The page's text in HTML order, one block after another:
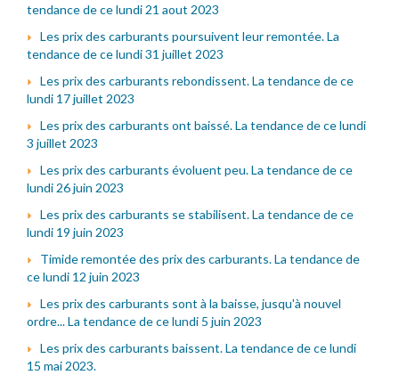
tendance de ce lundi 21 aout 2023
Les prix des carburants poursuivent leur remontée. La
tendance de ce lundi 31 juillet 2023
Les prix des carburants rebondissent. La tendance de ce
lundi 17 juillet 2023
Les prix des carburants ont baissé. La tendance de ce lundi
3 juillet 2023
Les prix des carburants évoluent peu. La tendance de ce
lundi 26 juin 2023
Les prix des carburants se stabilisent. La tendance de ce
lundi 19 juin 2023
Timide remontée des prix des carburants. La tendance de
ce lundi 12 juin 2023
Les prix des carburants sont à la baisse, jusqu'à nouvel
ordre... La tendance de ce lundi 5 juin 2023
Les prix des carburants baissent. La tendance de ce lundi
15 mai 2023.